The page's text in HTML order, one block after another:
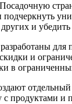
Посадочную
подчеркнуть
и
и
в
продуктами и